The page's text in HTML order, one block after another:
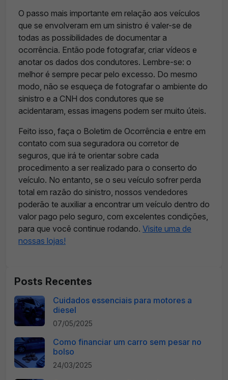
O passo mais importante em relação aos veículos
que se envolveram em um sinistro é valer-se de
todas as possibilidades de documentar a
ocorrência. Então pode fotografar, criar vídeos e
anotar os dados dos condutores. Lembre-se: o
melhor é sempre pecar pelo excesso. Do mesmo
modo, não se esqueça de fotografar o ambiente do
sinistro e a CNH dos condutores que se
acidentaram, essas imagens podem ser muito úteis.
Feito isso, faça o Boletim de Ocorrência e entre em
contato com sua seguradora ou corretor de
seguros, que irá te orientar sobre cada
procedimento a ser realizado para o conserto do
veículo. No entanto, se o seu veículo sofrer perda
total em razão do sinistro, nossos vendedores
poderão te auxiliar a encontrar um veículo dentro do
valor pago pelo seguro, com excelentes condições,
para que você continue rodando. Visite uma de
nossas lojas!
Posts Recentes
Cuidados essenciais para motores a
diesel
07/05/2025
Como financiar um carro sem pesar no
bolso
24/03/2025